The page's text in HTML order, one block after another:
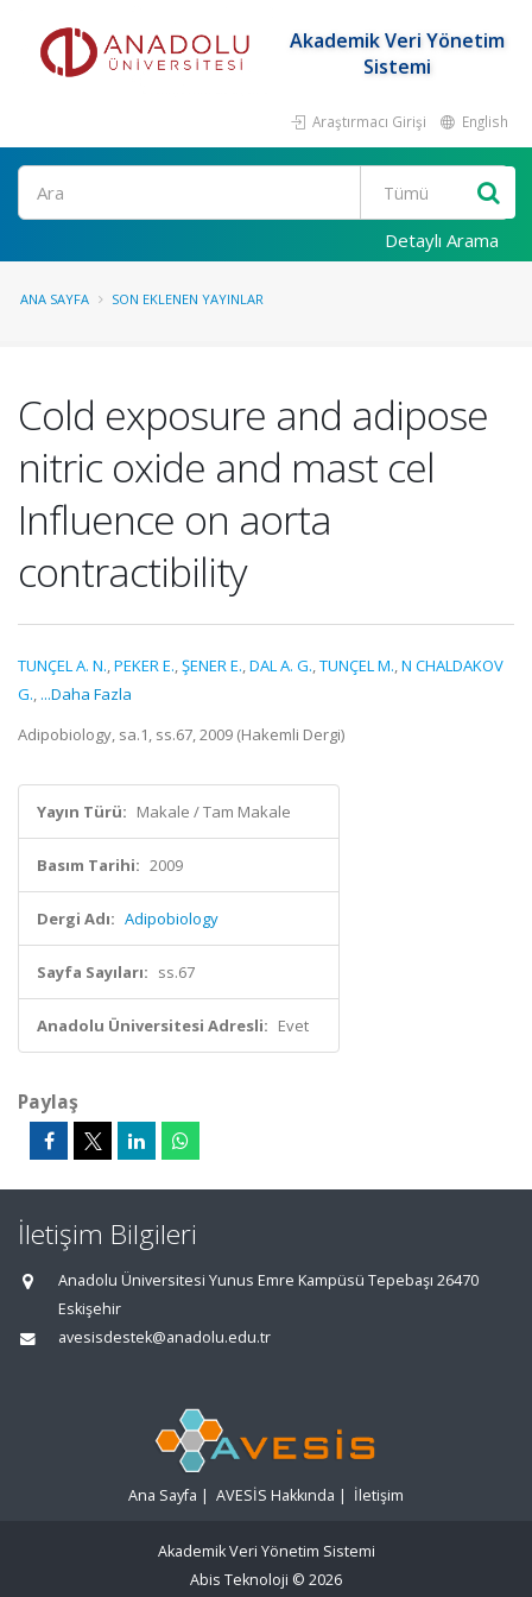
Akademik Veri Yönetim
Sistemi
Araştırmacı Girişi English
Ara
Detaylı Arama
ANA SAYFA SON EKLENEN YAYINLAR
Cold exposure and adipose
nitric oxide and mast cel
Influence on aorta
contractibility
TUNÇEL A. N.,PEKER E.,ŞENER E.,DAL A. G.,TUNÇEL M.,N CHALDAKOV
G., ...Daha Fazla
Adipobiology, sa.1, ss.67, 2009 (Hakemli Dergi)
Yayın Türü: Makale / Tam Makale
Basım Tarihi: 2009
Dergi Adı: Adipobiology
Sayfa Sayıları: ss.67
Anadolu Üniversitesi Adresli: Evet
Paylaş
İletişim Bilgileri
Anadolu Üniversitesi Yunus Emre Kampüsü Tepebaşı 26470
Eskişehir
avesisdestek@anadolu.edu.tr
Ana Sayfa | AVESİS Hakkında | İletişim
Akademik Veri Yönetim Sistemi
Abis Teknoloji © 2026